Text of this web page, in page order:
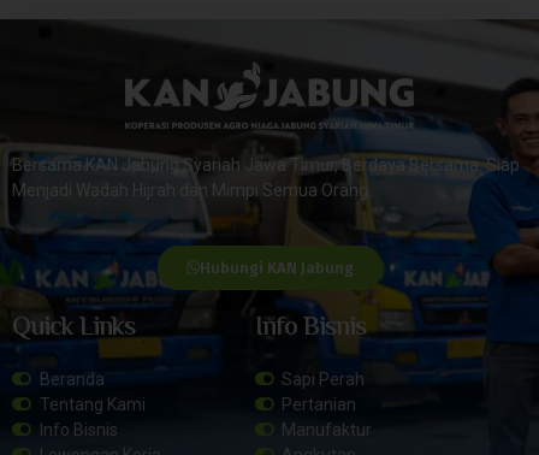
Bersama KAN Jabung Syariah Jawa Timur, Berdaya Bersama. Siap
Menjadi Wadah Hijrah dan Mimpi Semua Orang.
Hubungi KAN Jabung
Quick Links
Beranda
Tentang Kami
Info Bisnis
Info Bisnis
Sapi Perah
Pertanian
Manufaktur